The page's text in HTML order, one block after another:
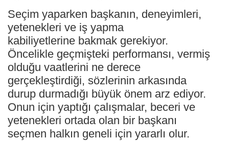
Seçim yaparken başkanın, deneyimleri,
yetenekleri ve iş yapma
kabiliyetlerine bakmak gerekiyor.
Öncelikle geçmişteki performansı, vermiş
olduğu vaatlerini ne derece
gerçekleştirdiği, sözlerinin arkasında
durup durmadığı büyük önem arz ediyor.
Onun için yaptığı çalışmalar, beceri ve
yetenekleri ortada olan bir başkanı
seçmen halkın geneli için yararlı olur.